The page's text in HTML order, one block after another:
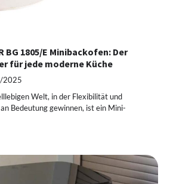
BG 1805/E Minibackofen: Der
für jede moderne Küche
2025
Welt, in der Flexibilität und
Bedeutung gewinnen, ist ein Mini-